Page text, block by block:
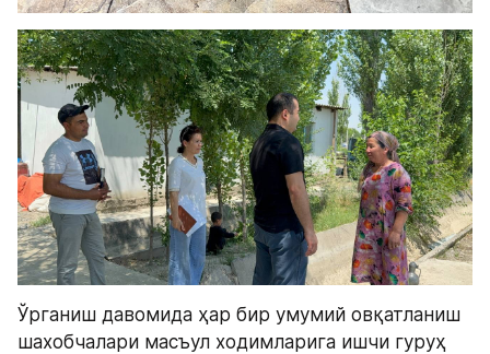
Ўрганиш давомида ҳар бир умумий овқатланиш
шахобчалари масъул ходимларига ишчи гуруҳ